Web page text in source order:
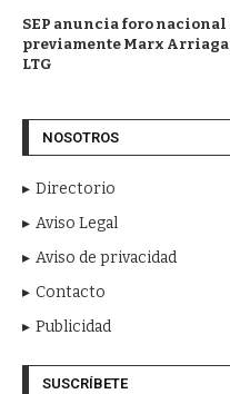
SEP anuncia foro nacional
previamente Marx Arriaga
LTG
NOSOTROS
Directorio
Aviso Legal
Aviso de privacidad
Contacto
Publicidad
SUSCRÍBETE